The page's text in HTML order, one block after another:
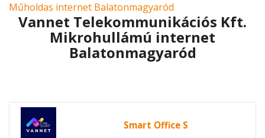
Műholdas internet Balatonmagyaród
Vannet Telekommunikációs Kft.
Mikrohullámú internet
Balatonmagyaród
Smart Office S